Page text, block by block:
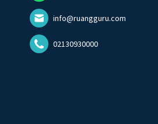
info@ruangguru.com
02130930000